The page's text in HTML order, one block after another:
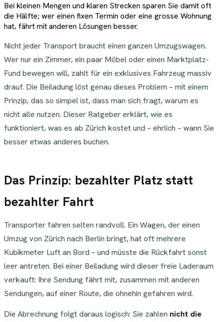
Bei kleinen Mengen und klaren Strecken sparen Sie damit oft
die Hälfte; wer einen fixen Termin oder eine grosse Wohnung
hat, fährt mit anderen Lösungen besser.
Nicht jeder Transport braucht einen ganzen Umzugswagen.
Wer nur ein Zimmer, ein paar Möbel oder einen Marktplatz-
Fund bewegen will, zahlt für ein exklusives Fahrzeug massiv
drauf. Die Beiladung löst genau dieses Problem – mit einem
Prinzip, das so simpel ist, dass man sich fragt, warum es
nicht alle nutzen. Dieser Ratgeber erklärt, wie es
funktioniert, was es ab Zürich kostet und – ehrlich – wann Sie
besser etwas anderes buchen.
Das Prinzip: bezahlter Platz statt
bezahlter Fahrt
Transporter fahren selten randvoll. Ein Wagen, der einen
Umzug von Zürich nach Berlin bringt, hat oft mehrere
Kubikmeter Luft an Bord – und müsste die Rückfahrt sonst
leer antreten. Bei einer Beiladung wird dieser freie Laderaum
verkauft: Ihre Sendung fährt mit, zusammen mit anderen
Sendungen, auf einer Route, die ohnehin gefahren wird.
Die Abrechnung folgt daraus logisch: Sie zahlen nicht die